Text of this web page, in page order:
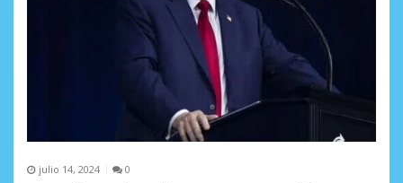
julio 14, 2024 0